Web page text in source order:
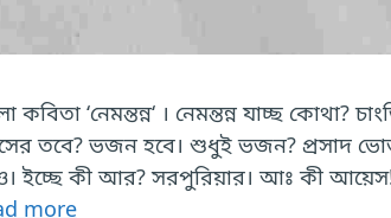
‘নেমন্তন্ন‘ । নেমন্তন্ন যাচ্ছ কোথা?
তবে? ভজন হবে। শুধুই ভজন? প্রসাদ
ইচ্ছে কী আর? সরপুরিয়ার। আঃ কী
more